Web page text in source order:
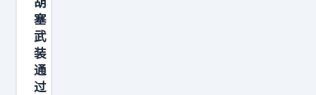
症
。
结
果
呢
塞
武
装
通
过